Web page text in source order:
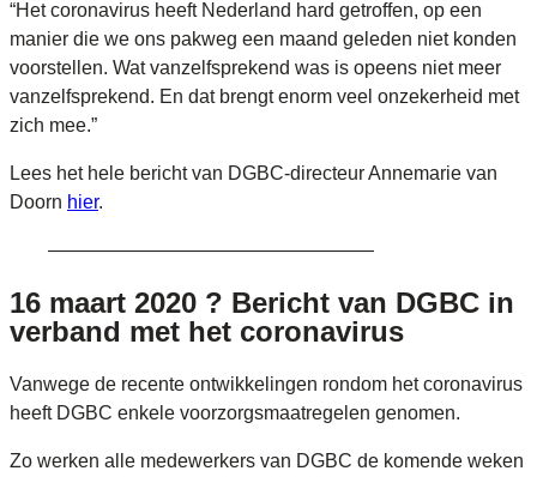
“Het coronavirus heeft Nederland hard getroffen, op een
manier die we ons pakweg een maand geleden niet konden
voorstellen. Wat vanzelfsprekend was is opeens niet meer
vanzelfsprekend. En dat brengt enorm veel onzekerheid met
zich mee.”
Lees het hele bericht van DGBC-directeur Annemarie van
Doorn hier.
—————————————————
16 maart 2020 ? Bericht van DGBC in
verband met het coronavirus
Vanwege de recente ontwikkelingen rondom het coronavirus
heeft DGBC enkele voorzorgsmaatregelen genomen.
Zo werken alle medewerkers van DGBC de komende weken